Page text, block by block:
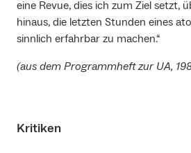
eine Revue, dies ich zum Ziel setzt,
hinaus, die letzten Stunden eines
sinnlich erfahrbar zu machen.“
(aus dem Programmheft zur UA,
Kritiken